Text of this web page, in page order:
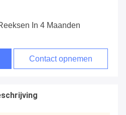
In 4 Maanden
Contact opnemen